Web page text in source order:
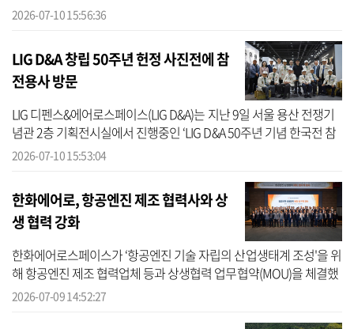
원 12곳의 휴게공간을 새롭게 꾸미는 한화에어로스페이스의 사회공
2026-07-10 15:56:36
LIG D&A 창립 50주년 헌정 사진전에 참
전용사 방문
LIG 디펜스&에어로스페이스(LIG D&A)는 지난 9일 서울 용산 전쟁기
념관 2층 기획전시실에서 진행중인 ‘LIG D&A 50주년 기념 한국전 참
전용사 헌정 사진展’에 대한민국 6‧25참전유공자회 서울시지부 참전
2026-07-10 15:53:04
한화에어로, 항공엔진 제조 협력사와 상
생 협력 강화
한화에어로스페이스가 ‘항공엔진 기술 자립의 산업생태계 조성'을 위
해 항공엔진 제조 협력업체 등과 상생협력 업무협약(MOU)을 체결했
다고 9일 밝혔다. 한화에어로스페이스는 협력사 및 관계 기관과 동반
2026-07-09 14:52:27